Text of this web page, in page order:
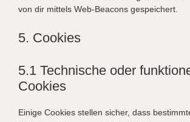
von dir mittels Web-Beacons gespeichert.
5. Cookies
5.1 Technische oder
Cookies
Einige Cookies stellen sicher, dass